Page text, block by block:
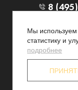
8
О компании
Контакты и
Партнерские
Акционерам
Мы
статистику и
подробнее